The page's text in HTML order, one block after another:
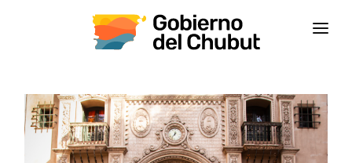
INSTITUCIONAL
CAPACITACIONES